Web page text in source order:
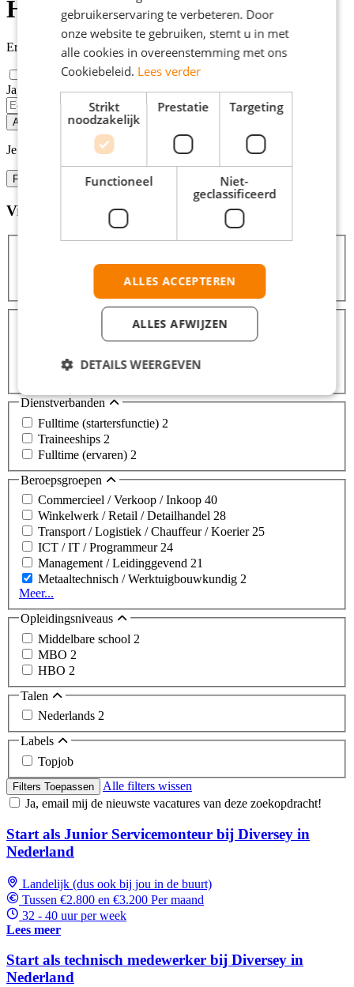
Hellevoetsluis
Er zijn technische vacatures in Hellevoetsluis gevonden.
Ja, email mij de nieuwste vacatures van deze zoekopdracht!
Alert opslaan
Je kunt vacature-alerts op elk moment uitzetten.
Filters
Vind hier de baan die bij jou past Filters
Binnen 25 km2
Binnen 50 km3
Dienstverbanden
Fulltime (startersfunctie) 2
Traineeships 2
Fulltime (ervaren) 2
Beroepsgroepen
Commercieel / Verkoop / Inkoop 40
Winkelwerk / Retail / Detailhandel 28
Transport / Logistiek / Chauffeur / Koerier 25
ICT / IT / Programmeur 24
Management / Leidinggevend 21
Metaaltechnisch / Werktuigbouwkundig 2
Meer...
Opleidingsniveaus
Middelbare school 2
MBO 2
HBO 2
Talen
Nederlands 2
Labels
Topjob
Filters Toepassen
Alle filters wissen
Ja, email mij de nieuwste vacatures van deze zoekopdracht!
Start als Junior Servicemonteur bij Diversey in
Nederland
Landelijk (dus ook bij jou in de buurt)
Tussen €2.800 en €3.200 Per maand
32 - 40 uur per week
Lees meer
Start als technisch medewerker bij Diversey in
Nederland
gebruikerservaring te verbeteren. Door
onze website te gebruiken, stemt u in met
alle cookies in overeenstemming met ons
Cookiebeleid. Lees verder
Strikt
noodzakelijk
Prestatie Targeting
Functioneel
Niet-
geclassificeerd
ALLES ACCEPTEREN
ALLES AFWIJZEN
DETAILS WEERGEVEN